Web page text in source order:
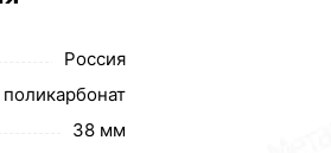
Россия
поликарбонат
38 мм